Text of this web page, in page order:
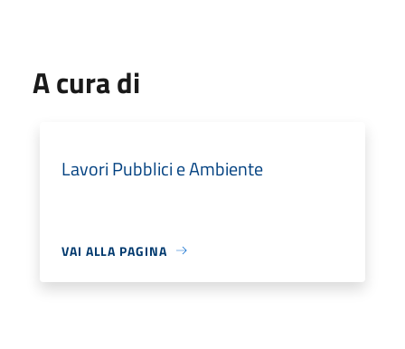
A cura di
Lavori Pubblici e Ambiente
VAI ALLA PAGINA